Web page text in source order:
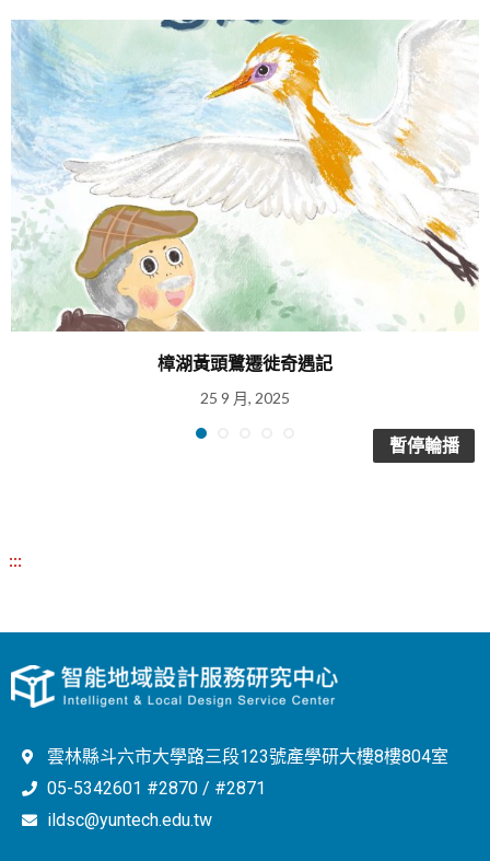
樟湖黃頭鷺遷徙奇遇記
25 9 月, 2025
暫停輪播
:::
雲林縣斗六市大學路三段123號產學研大樓8樓804室
05-5342601 #2870 / #2871
ildsc@yuntech.edu.tw